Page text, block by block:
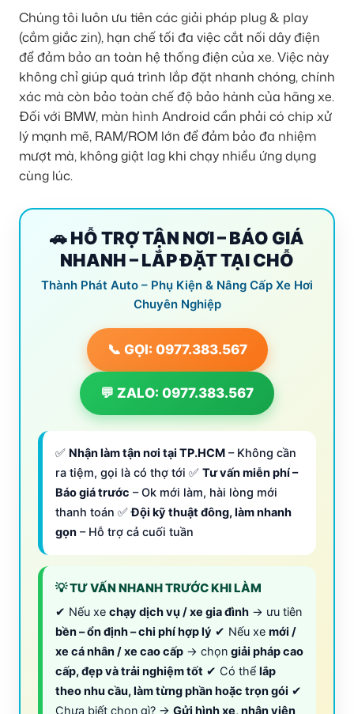
Chúng tôi luôn ưu tiên các giải pháp plug & play
(cắm giắc zin), hạn chế tối đa việc cắt nối dây điện
để đảm bảo an toàn hệ thống điện của xe. Việc này
không chỉ giúp quá trình lắp đặt nhanh chóng, chính
xác mà còn bảo toàn chế độ bảo hành của hãng xe.
Đối với BMW, màn hình Android cần phải có chip xử
lý mạnh mẽ, RAM/ROM lớn để đảm bảo đa nhiệm
mượt mà, không giật lag khi chạy nhiều ứng dụng
cùng lúc.
🚗 HỖ TRỢ TẬN NƠI – BÁO GIÁ
NHANH – LẮP ĐẶT TẠI CHỖ
Thành Phát Auto – Phụ Kiện & Nâng Cấp Xe Hơi
Chuyên Nghiệp
📞 GỌI: 0977.383.567
💬 ZALO: 0977.383.567
✅ Nhận làm tận nơi tại TP.HCM – Không cần
ra tiệm, gọi là có thợ tới ✅ Tư vấn miễn phí –
Báo giá trước – Ok mới làm, hài lòng mới
thanh toán ✅Đội kỹ thuật đông, làm nhanh
gọn – Hỗ trợ cả cuối tuần
💡 TƯ VẤN NHANH TRƯỚC KHI LÀM
✔ Nếu xe chạy dịch vụ / xe gia đình → ưu tiên
bền – ổn định – chi phí hợp lý ✔ Nếu xe mới /
xe cá nhân / xe cao cấp → chọn giải pháp cao
cấp, đẹp và trải nghiệm tốt ✔ Có thể lắp
theo nhu cầu, làm từng phần hoặc trọn gói ✔
Chưa biết chọn gì? → Gửi hình xe, nhân viên